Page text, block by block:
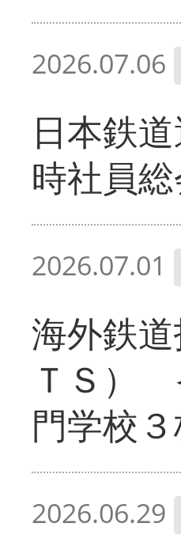
2026.07.06
日本鉄
時社員
2026.07.01
海外鉄
ＴＳ）
門学校
2026.06.29